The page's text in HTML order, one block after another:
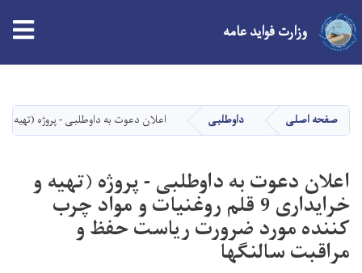
main
content
وزارت فواید عامه
صفحه اصلی داوطلبی اعلان دعوت به داوطلبی - پروژه (تهیه و خرایداری 9 قلم روغنیات و مواد چرب کننده مورد ضرورت
اعلان دعوت به داوطلبی - پروژه (تهیه و
خرایداری 9 قلم روغنیات و مواد چرب
کننده مورد ضرورت ریاست حفظ و
مراقبت سالنگها